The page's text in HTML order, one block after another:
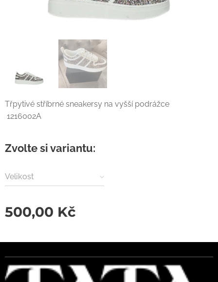
Třpytivé stříbrné sneakersy na vyšší podrážce
1216002A
Zvolte si variantu:
Velikost
500,00 Kč